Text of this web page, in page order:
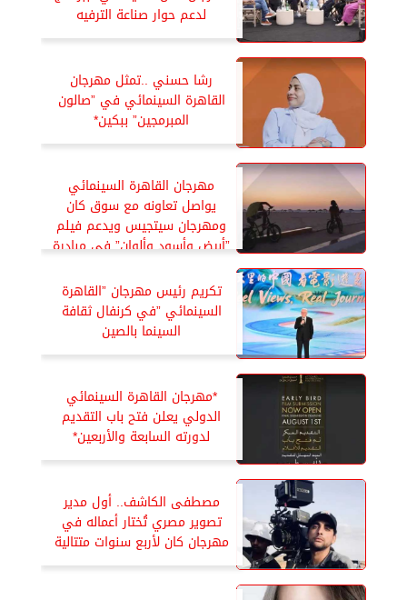
لدعم حوار صناعة الترفيه
رشا حسني ..تمثل مهرجان
القاهرة السينمائي في ”صالون
المبرمجين” ببكين*
مهرجان القاهرة السينمائي
يواصل تعاونه مع سوق كان
ومهرجان سيتجيس ويدعم فيلم
”أبيض وأسود وألوان” في مبادرة
تكريم رئيس مهرجان ”القاهرة
السينمائي ”في كرنفال ثقافة
السينما بالصين
*مهرجان القاهرة السينمائي
الدولي يعلن فتح باب التقديم
لدورته السابعة والأربعين*
مصطفى الكاشف.. أول مدير
تصوير مصري تُختار أعماله في
مهرجان كان لأربع سنوات متتالية